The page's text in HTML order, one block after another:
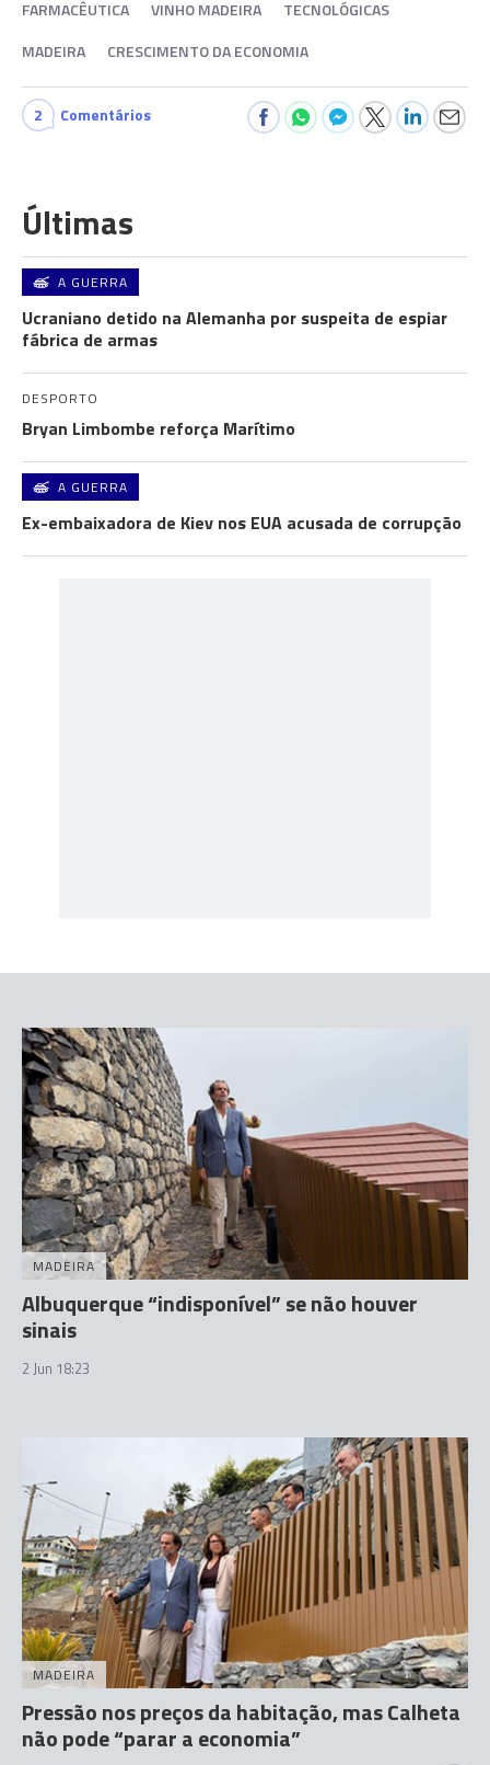
FARMACÊUTICA VINHO MADEIRA
TECNOLÓGICAS
MADEIRA
CRESCIMENTO DA ECONOMIA
2 Comentários
Últimas
A GUERRA
Ucraniano detido na Alemanha por suspeita de espiar
fábrica de armas
DESPORTO
Bryan Limbombe reforça Marítimo
A GUERRA
Ex-embaixadora de Kiev nos EUA acusada de corrupção
MADEIRA
Albuquerque “indisponível” se não houver
sinais
2 Jun 18:23
MADEIRA
Pressão nos preços da habitação, mas Calheta
não pode “parar a economia”